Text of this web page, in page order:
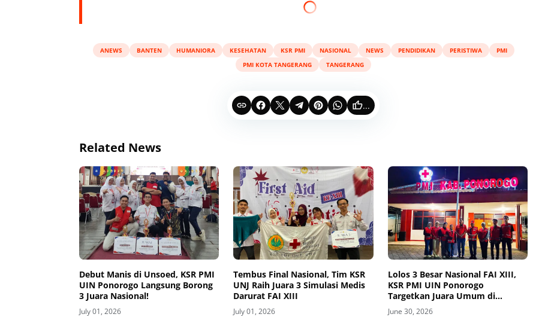
ANEWS BANTEN HUMANIORA KESEHATAN KSR PMI NASIONAL NEWS PENDIDIKAN PERISTIWA
PMI
PMI KOTA TANGERANG
TANGERANG
...
Related News
Debut Manis di Unsoed, KSR PMI
UIN Ponorogo Langsung Borong
3 Juara Nasional!
July 01, 2026
Tembus Final Nasional, Tim KSR
UNJ Raih Juara 3 Simulasi Medis
Darurat FAI XIII
July 01, 2026
Lolos 3 Besar Nasional FAI XIII,
KSR PMI UIN Ponorogo
Targetkan Juara Umum di
Unsoed
June 30, 2026